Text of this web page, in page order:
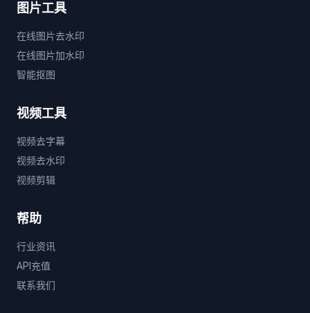
图片工具
在线图片去水印
在线图片加水印
智能抠图
视频工具
视频去字幕
视频去水印
视频剪辑
帮助
行业资讯
API充值
联系我们